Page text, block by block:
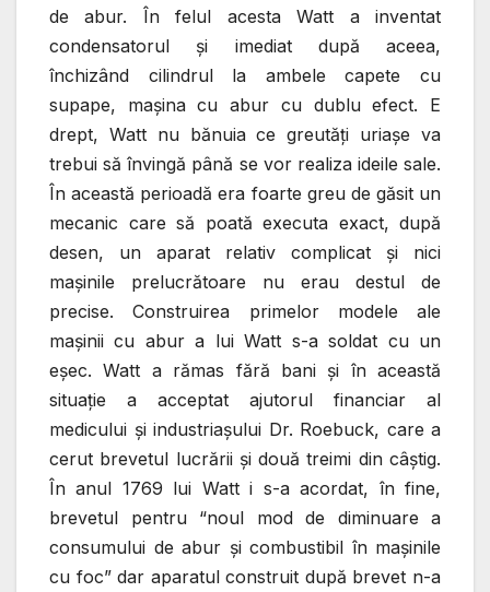
de abur. În felul acesta Watt a inventat
condensatorul şi imediat după aceea,
închizând cilindrul la ambele capete cu
supape, maşina cu abur cu dublu efect. E
drept, Watt nu bănuia ce greutăţi uriaşe va
trebui să învingă până se vor realiza ideile sale.
În această perioadă era foarte greu de găsit un
mecanic care să poată executa exact, după
desen, un aparat relativ complicat şi nici
maşinile prelucrătoare nu erau destul de
precise. Construirea primelor modele ale
maşinii cu abur a lui Watt s-a soldat cu un
eşec. Watt a rămas fără bani şi în această
situaţie a acceptat ajutorul financiar al
medicului şi industriaşului Dr. Roebuck, care a
cerut brevetul lucrării şi două treimi din câştig.
În anul 1769 lui Watt i s-a acordat, în fine,
brevetul pentru “noul mod de diminuare a
consumului de abur şi combustibil în maşinile
cu foc” dar aparatul construit după brevet n-a